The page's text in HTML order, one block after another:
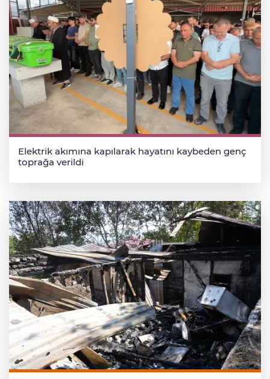
Elektrik akımına kapılarak hayatını kaybeden genç
toprağa verildi